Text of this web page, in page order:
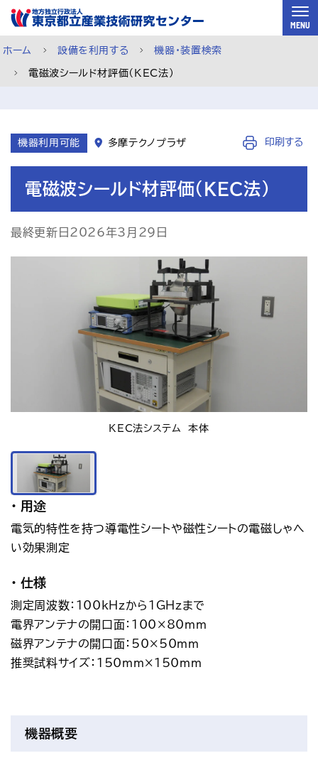
スキップして本文へ
MENU
ご利用案内
お問い合わせ
プレスリリース English
ホーム 設備を利用する 機器・装置検索
電磁波シールド材評価（KEC法）
機器利用可能 多摩テクノプラザ 印刷する
電磁波シールド材評価（KEC法）
最終更新日2026年3月29日
KEC法システム　本体
用途
電気的特性を持つ導電性シートや磁性シートの電磁しゃへ
い効果測定
仕様
測定周波数：100kHzから1GHzまで
電界アンテナの開口面：100×80mm
磁界アンテナの開口面：50×50mm
推奨試料サイズ：150mm×150mm
機器概要
機器利用ページ